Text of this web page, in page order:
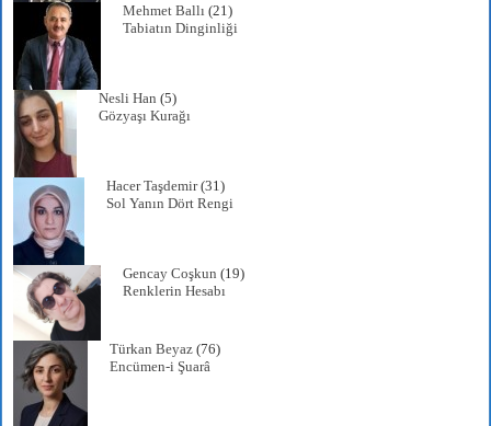
Mehmet Ballı (21)
Tabiatın Dinginliği
Nesli Han (5)
Gözyaşı Kurağı
Hacer Taşdemir(31)
Sol Yanın Dört Rengi
Gencay Coşkun (19)
Renklerin Hesabı
Türkan Beyaz (76)
Encümen-i Şuarâ